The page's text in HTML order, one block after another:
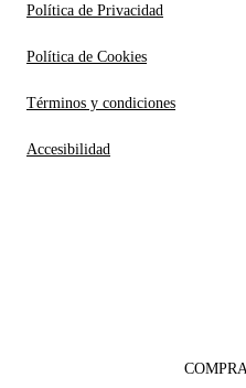
Política de Privacidad
Política de Cookies
Términos y condiciones
Accesibilidad